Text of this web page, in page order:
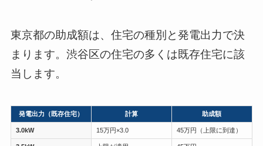
東京都の助成額は、住宅の種別と発電出力で決
まります。渋谷区の住宅の多くは既存住宅に該
当します。
発電出力（既存住宅） 計算 助成額
3.0kW 15万円×3.0 45万円（上限に到達）